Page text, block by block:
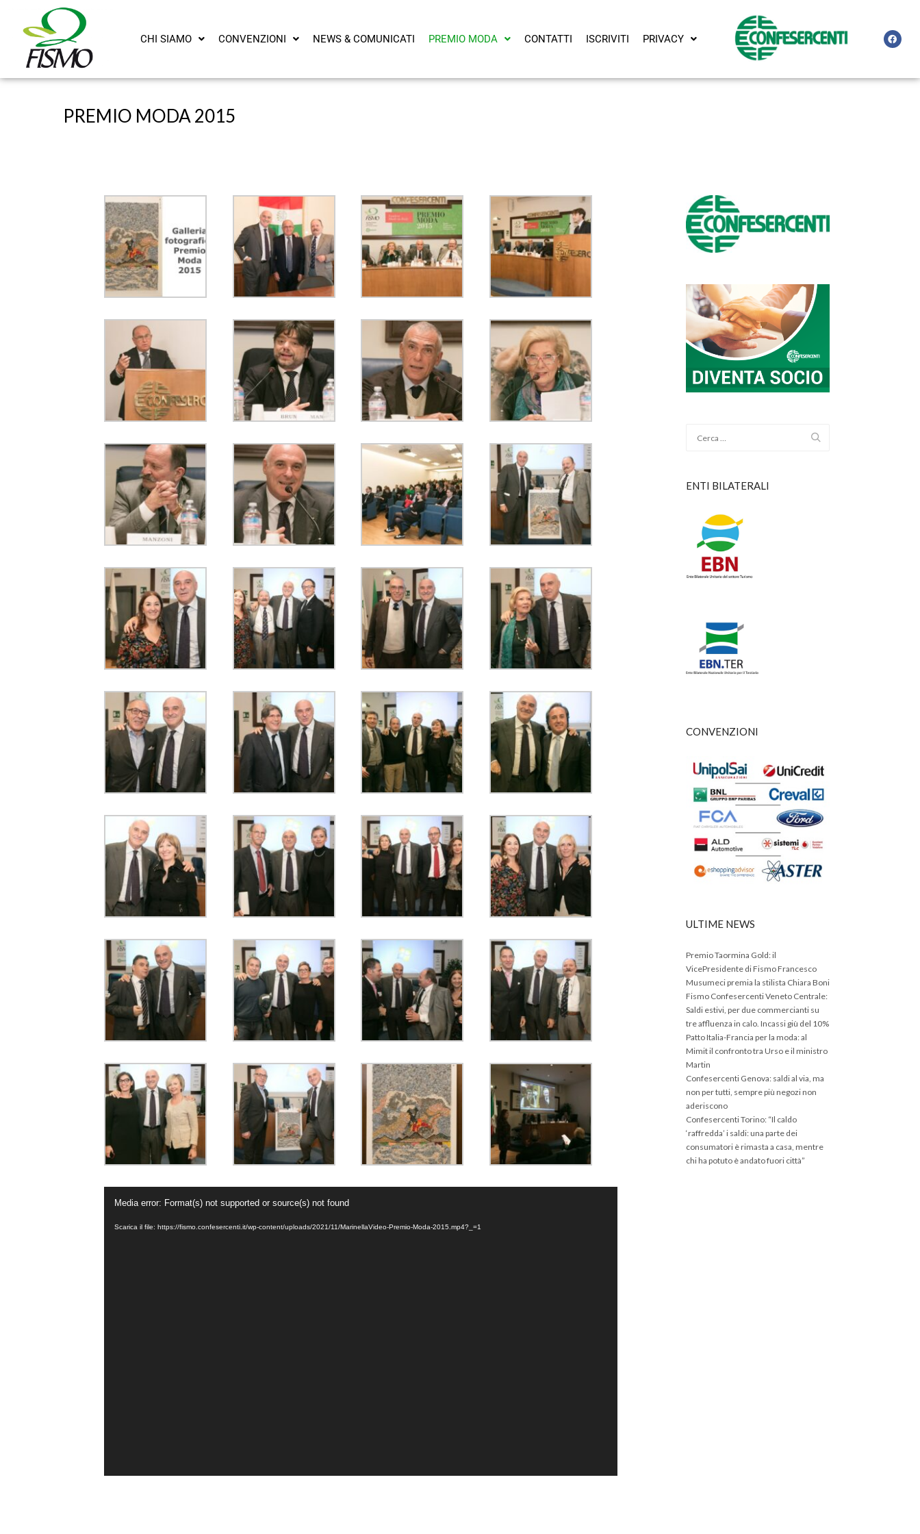
CHI SIAMO CONVENZIONI NEWS & COMUNICATI PREMIO MODA CONTATTI ISCRIVITI PRIVACY
PREMIO MODA 2015
Media error: Format(s) not supported or source(s) not found
Scarica il file: https://fismo.confesercenti.it/wp-content/uploads/2021/11/MarinellaVideo-Premio-Moda-2015.mp4?_=1
ENTI BILATERALI
CONVENZIONI
ULTIME NEWS
Premio Taormina Gold: il
VicePresidente di Fismo Francesco
Musumeci premia la stilista Chiara Boni
Fismo Confesercenti Veneto Centrale:
Saldi estivi, per due commercianti su
tre affluenza in calo. Incassi giù del 10%
Patto Italia-Francia per la moda: al
Mimit il confronto tra Urso e il ministro
Martin
Confesercenti Genova: saldi al via, ma
non per tutti, sempre più negozi non
aderiscono
Confesercenti Torino: “Il caldo
‘raffredda’ i saldi: una parte dei
consumatori è rimasta a casa, mentre
chi ha potuto è andato fuori città”